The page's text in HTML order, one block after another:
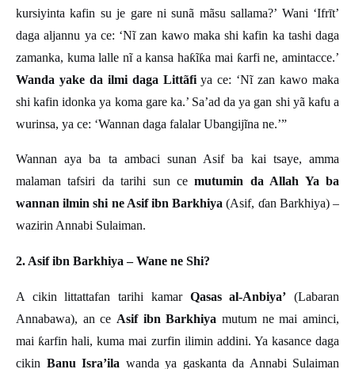
kursiyinta kafin su je gare ni sunã mãsu sallama?’ Wani ‘Ifrīt’
daga aljannu ya ce: ‘Nĩ zan kawo maka shi kafin ka tashi daga
zamanka, kuma lalle nĩ a kansa haƙĩƙa mai ƙarfi ne, amintacce.’
Wanda yake da ilmi daga Littãfiya ce: ‘Nĩ zan kawo maka
shi kafin idonka ya koma gare ka.’ Sa’ad da ya gan shi yã kafu a
wurinsa, ya ce: ‘Wannan daga falalar Ubangijĩna ne.’”
Wannan aya ba ta ambaci sunan Asif ba kai tsaye, amma
malaman tafsiri da tarihi sun cemutumin da Allah Ya ba
wannan ilmin shi ne Asif ibn Barkhiya (Asif, ɗan Barkhiya)–
wazirin Annabi Sulaiman.
2. Asif ibn Barkhiya – Wane ne Shi?
A cikin littattafan tarihi kamar Qasas al-Anbiya’ (Labaran
Annabawa), an ce Asif ibn Barkhiya mutum ne mai aminci,
mai ƙarfin hali, kuma mai zurfin ilimin addini. Ya kasance daga
cikin Banu Isra’ila wanda ya gaskanta da Annabi Sulaiman